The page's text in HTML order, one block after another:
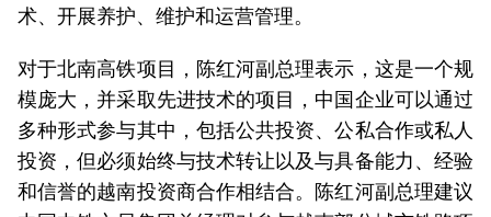
术、开展养护、维护和运营管理。
对于北南高铁项目，陈红河副总理表示，这是一个规
模庞大，并采取先进技术的项目，中国企业可以通过
多种形式参与其中，包括公共投资、公私合作或私人
投资，但必须始终与技术转让以及与具备能力、经验
和信誉的越南投资商合作相结合。陈红河副总理建议